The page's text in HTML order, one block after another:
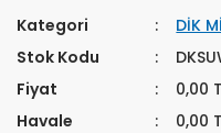
Kategori
DİK
Stok Kodu
Fiyat
0,00
Havale
0,00